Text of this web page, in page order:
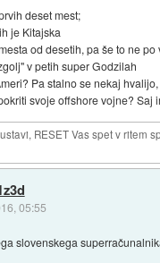
deset mest;
je Kitajska
od desetih, pa še to ne
v petih super Godzilah
Pa stalno se nekaj
svoje offshore vojne? Saj
RESET Vas spet v ritem
05:55
slovenskega